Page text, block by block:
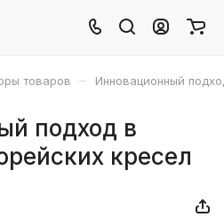
товаров – Инновационный
подход в
кресел